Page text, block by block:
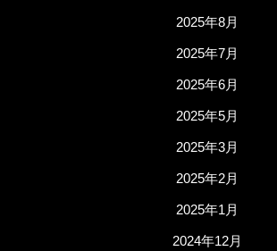
2025年8月
2025年7月
2025年6月
2025年5月
2025年3月
2025年2月
2025年1月
2024年12月